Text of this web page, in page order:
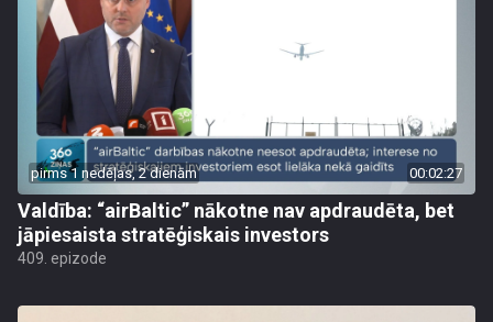
pirms 1 nedēļas, 2 dienām 00:02:27
Valdība: “airBaltic” nākotne nav apdraudēta, bet
jāpiesaista stratēģiskais investors
409. epizode